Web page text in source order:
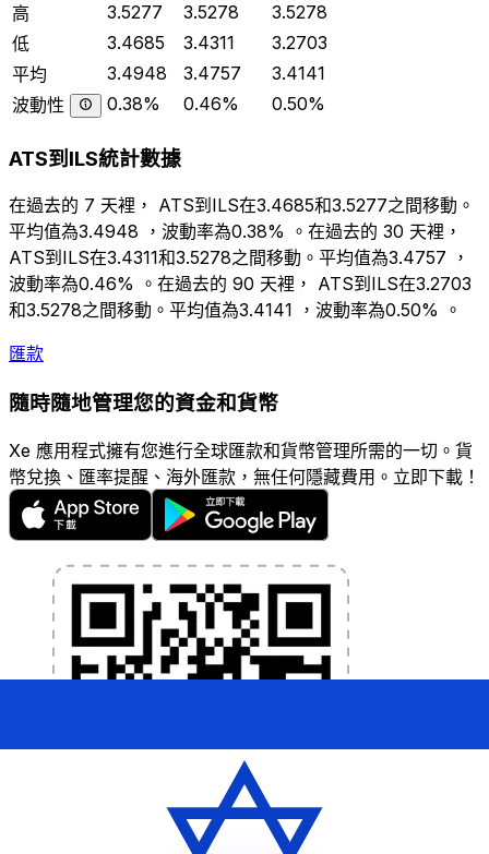
高
3.5277 3.5278
3.5278
低
3.4685 3.4311
3.2703
平均
3.4948 3.4757
3.4141
波動性
0.38% 0.46% 0.50%
ATS到ILS統計數據
在過去的 7 天裡， ATS到ILS在3.4685和3.5277之間移動。
平均值為3.4948 ，波動率為0.38% 。在過去的 30 天裡，
ATS到ILS在3.4311和3.5278之間移動。平均值為3.4757 ，
波動率為0.46% 。在過去的 90 天裡， ATS到ILS在3.2703
和3.5278之間移動。平均值為3.4141 ，波動率為0.50% 。
匯款
隨時隨地管理您的資金和貨幣
Xe 應用程式擁有您進行全球匯款和貨幣管理所需的一切。貨
幣兌換、匯率提醒、海外匯款，無任何隱藏費用。立即下載！